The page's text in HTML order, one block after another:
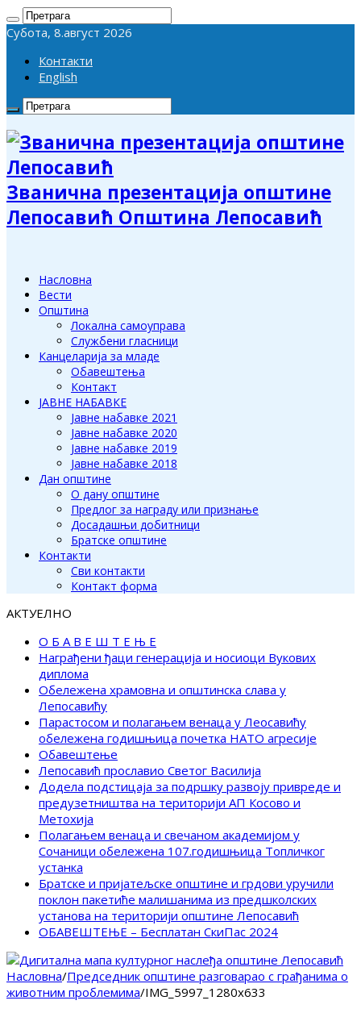
Субота, 8.август 2026
Контакти
English
Званична презентација општине
Лепосавић Општина Лепосавић
Насловна
Вести
Општина
Локална самоуправа
Службени гласници
Канцеларија за младе
Обавештења
Контакт
ЈАВНЕ НАБАВКЕ
Јавне набавке 2021
Јавне набавке 2020
Јавне набавке 2019
Јавне набавке 2018
Дан општине
О дану општине
Предлог за награду или признање
Досадашњи добитници
Братске општине
Контакти
Сви контакти
Контакт форма
АКТУЕЛНО
О Б А В Е Ш Т Е Њ Е
Награђени ђаци генерација и носиоци Вукових
диплома
Обележена храмовна и општинска слава у
Лепосавићу
Парастосом и полагањем венаца у Леосавићу
обележена годишњица почетка НАТО агресије
Обавештење
Лепосавић прославио Светог Василија
Додела подстицаја за подршку развоју привреде и
предузетништва на територији АП Косово и
Метохија
Полагањем венаца и свечаном академијом у
Сочаници обележена 107.годишњица Топличког
устанка
Братске и пријатељске општине и грдови уручили
поклон пакетиће малишанима из предшколских
установа на територији општине Лепосавић
ОБАВЕШТЕЊЕ – Бесплатан СкиПас 2024
Насловна/Председник општине разговарао с грађанима о
животним проблемима/IMG_5997_1280x633